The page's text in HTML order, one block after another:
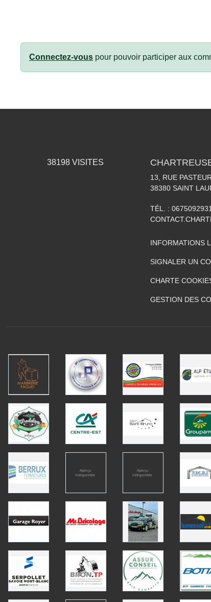
Connectez-vous pour pouvoir participer aux
38198VISITES
13, RUE PASTEUR
38380 SAINT
TÉL. : 0675092931
INFORMATIONS
SIGNALER UN
CHARTE
GESTION DES